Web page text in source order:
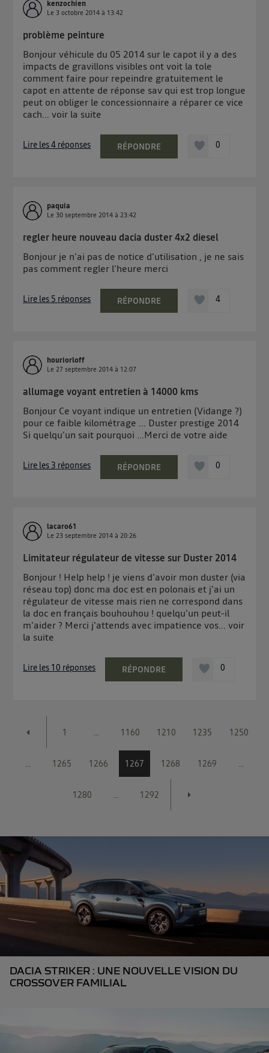
kenzochien
Le3 octobre 2014 à 13:42
problème peinture
Bonjour véhicule du 05 2014 sur le capot il y a des
impacts de gravillons visibles ont voit la tole
comment faire pour repeindre gratuitement le
capot en attente de réponse sav qui est trop longue
peut on obliger le concessionnaire a réparer ce vice
cach...voir la suite
Lire les 4 réponses RÉPONDRE 0
paquia
Le30 septembre 2014 à23:42
regler heure nouveau dacia duster 4x2 diesel
Bonjour je n'ai pas de notice d'utilisation , je ne sais
pas comment regler l'heure merci
Lire les 5 réponses RÉPONDRE 4
houriorloff
Le27 septembre 2014 à 12:07
allumage voyant entretien à 14000 kms
Bonjour Ce voyant indique un entretien (Vidange ?)
pour ce faible kilométrage ... Duster prestige 2014
Si quelqu'un sait pourquoi ...Merci de votre aide
Lire les 3 réponses RÉPONDRE 0
lacaro61
Le23 septembre 2014 à20:26
Limitateur régulateur de vitesse sur Duster 2014
Bonjour ! Help help ! je viens d'avoir mon duster (via
réseau top) donc ma doc est en polonais et j'ai un
régulateur de vitesse mais rien ne correspond dans
la doc en français bouhouhou ! quelqu'un peut-il
m'aider ? Merci j'attends avec impatience vos...voir
la suite
Lire les 10 réponses RÉPONDRE 0
1 ... 1160 1210 1235 1250
... 1265 1266 1267 1268 1269 ...
1280 ... 1292
DACIA STRIKER : UNE NOUVELLE VISION DU
CROSSOVER FAMILIAL